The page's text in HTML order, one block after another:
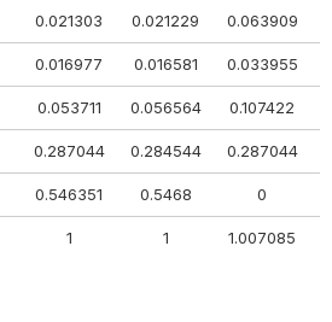
0.021303 0.021229 0.063909
0.016977 0.016581 0.033955
0.053711 0.056564 0.107422
0.287044 0.284544 0.287044
0.546351 0.5468 0
1 1 1.007085